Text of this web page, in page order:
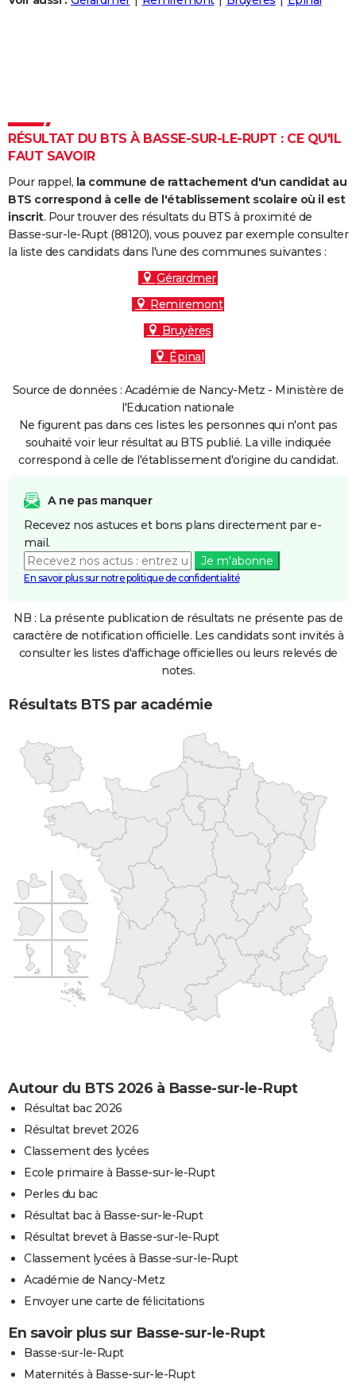
Carte de Noël
Carte Bonne année
Carte Saint-Valentin
Carte Pâques
Carte d'anniversaire
Dictionnaire
Biographies
Citations
Expressions
Proverbes
PROGRAMME TV
COPAINS D'AVANT
S'inscrire
Se connecter
Lycées
Collèges
Primaires
Universités
Entreprises
Service militaire
Avis de recherche
AVIS DE DÉCÈS
RÉSULTAT DU BTS À BASSE-SUR-LE-RUPT : CE QU'IL
FAUT SAVOIR
Pour rappel, la commune de rattachement d'un candidat au
BTS correspond à celle de l'établissement scolaire où il est
inscrit. Pour trouver des résultats du BTS à proximité de
Basse-sur-le-Rupt (88120), vous pouvez par exemple consulter
la liste des candidats dans l'une des communes suivantes :
Gérardmer
Remiremont
Bruyères
Épinal
Source de données : Académie de Nancy-Metz - Ministère de
l'Education nationale
Ne figurent pas dans ces listes les personnes qui n'ont pas
souhaité voir leur résultat au BTS publié. La ville indiquée
correspond à celle de l'établissement d'origine du candidat.
A ne pas manquer
Recevez nos astuces et bons plans directement par e-
mail.
Je m'abonne
En savoir plus sur notre politique de confidentialité
NB : La présente publication de résultats ne présente pas de
caractère de notification officielle. Les candidats sont invités à
consulter les listes d'affichage officielles ou leurs relevés de
notes.
Résultats BTS par académie
Autour du BTS 2026 à Basse-sur-le-Rupt
Résultat bac 2026
Résultat brevet 2026
Classement des lycées
Ecole primaire à Basse-sur-le-Rupt
Perles du bac
Résultat bac à Basse-sur-le-Rupt
Résultat brevet à Basse-sur-le-Rupt
Classement lycées à Basse-sur-le-Rupt
Académie de Nancy-Metz
Envoyer une carte de félicitations
En savoir plus sur Basse-sur-le-Rupt
Basse-sur-le-Rupt
Maternités à Basse-sur-le-Rupt